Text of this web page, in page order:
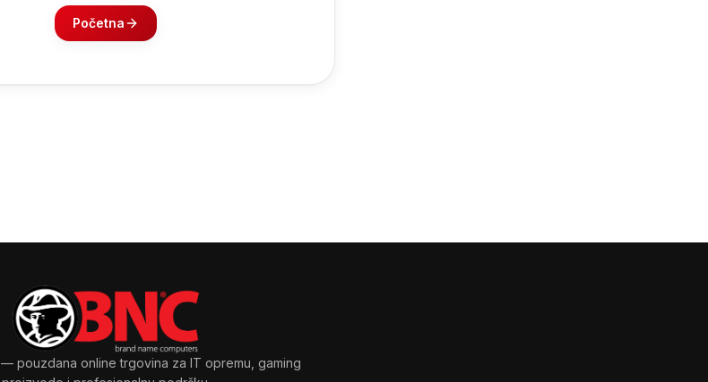
Početna
— pouzdana online trgovina za IT opremu, gaming